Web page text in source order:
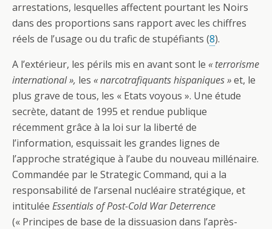
arrestations, lesquelles affectent pourtant les Noirs
dans des proportions sans rapport avec les chiffres
réels de l’usage ou du trafic de stupéfiants (8).
A l’extérieur, les périls mis en avant sont le « terrorisme
international », les « narcotrafiquants hispaniques »et, le
plus grave de tous, les « Etats voyous ». Une étude
secrète, datant de 1995 et rendue publique
récemment grâce à la loi sur la liberté de
l’information, esquissait les grandes lignes de
l’approche stratégique à l’aube du nouveau millénaire.
Commandée par le Strategic Command, qui a la
responsabilité de l’arsenal nucléaire stratégique, et
intitulée Essentials of Post-Cold War Deterrence
(« Principes de base de la dissuasion dans l’après-